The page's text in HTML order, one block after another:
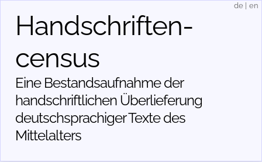
Handschriften­
census
Eine Bestandsaufnahme der
handschriftlichen Über­lieferung
deutschsprachiger Texte des
Mittelalters
de en